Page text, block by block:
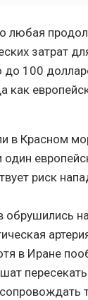
любая
затрат
100
как
в Красном
риск
обрушились
в Иране